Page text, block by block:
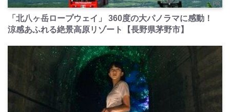
PR
「北八ヶ岳ロープウェイ」 360度の大パノラマに感動！
涼感あふれる絶景高原リゾート【長野県茅野市】